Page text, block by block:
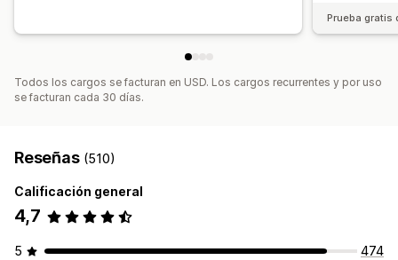
Prueba gratis
Todos los cargos se facturan en USD. Los cargos recurrentes y por uso
se facturan cada 30 días.
Reseñas (510)
Calificación general
4,7
5
474